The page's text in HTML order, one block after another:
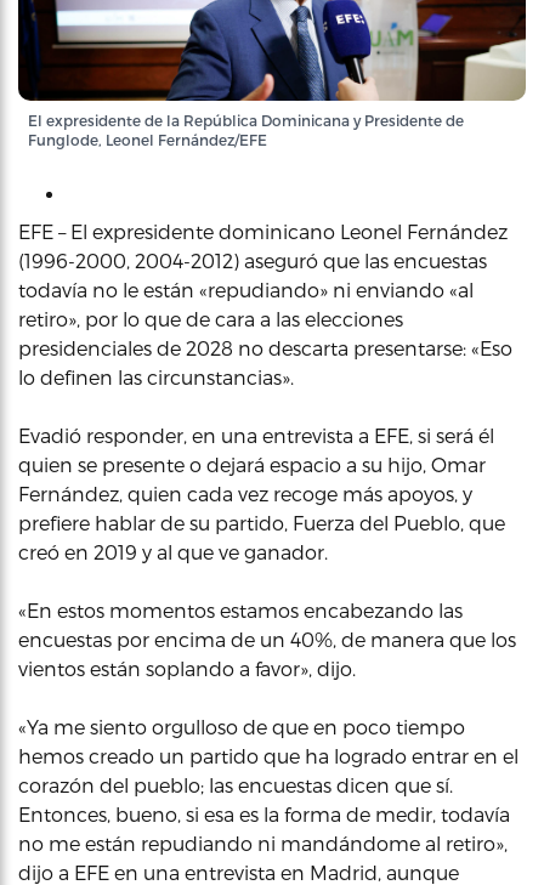
El expresidente de la República Dominicana y Presidente de
Funglode, Leonel Fernández/EFE
EFE – El expresidente dominicano Leonel Fernández
(1996-2000, 2004-2012) aseguró que las encuestas
todavía no le están «repudiando» ni enviando «al
retiro», por lo que de cara a las elecciones
presidenciales de 2028 no descarta presentarse: «Eso
lo definen las circunstancias».
Evadió responder, en una entrevista a EFE, si será él
quien se presente o dejará espacio a su hijo, Omar
Fernández, quien cada vez recoge más apoyos, y
prefiere hablar de su partido, Fuerza del Pueblo, que
creó en 2019 y al que ve ganador.
«En estos momentos estamos encabezando las
encuestas por encima de un 40%, de manera que los
vientos están soplando a favor», dijo.
«Ya me siento orgulloso de que en poco tiempo
hemos creado un partido que ha logrado entrar en el
corazón del pueblo; las encuestas dicen que sí.
Entonces, bueno, si esa es la forma de medir, todavía
no me están repudiando ni mandándome al retiro»,
dijo a EFE en una entrevista en Madrid, aunque